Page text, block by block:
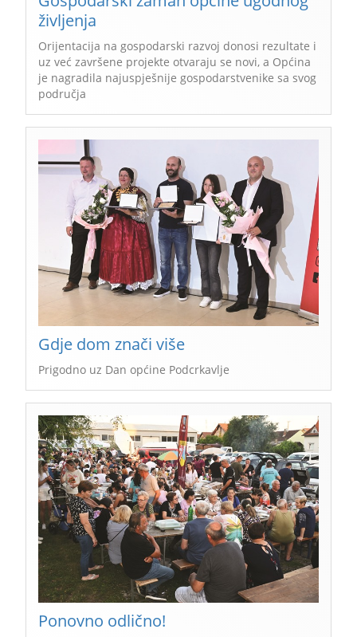
življenja
Orijentacija na gospodarski razvoj donosi rezultate i
uz već završene projekte otvaraju se novi, a Općina
je nagradila najuspješnije gospodarstvenike sa svog
područja
Gdje dom znači više
Prigodno uz Dan općine Podcrkavlje
Ponovno odlično!